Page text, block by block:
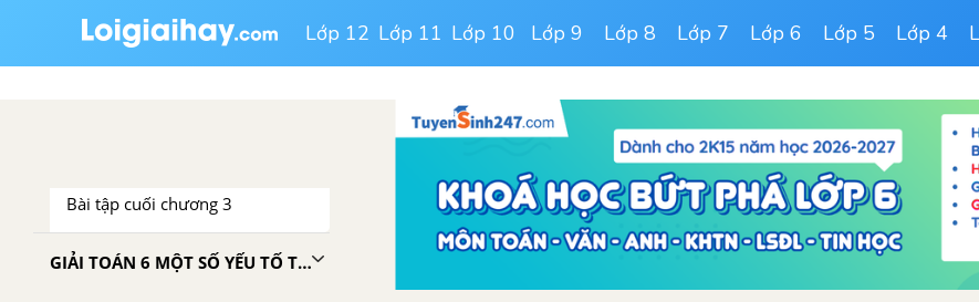
Lớp 12 Lớp 11 Lớp 10 Lớp 9 Lớp 8 Lớp 7 Lớp 6 Lớp 5 Lớp 4
một số hình trong thực tiễn
Bài 4. Hoạt động thực hành và
Bài tập cuối chương 3
GIẢI TOÁN 6 MỘT SỐ YẾU TỐ THỐNG KÊ VÀ XÁC XUẤT TẬP 1 CHÂN TRỜI SÁNG TẠO